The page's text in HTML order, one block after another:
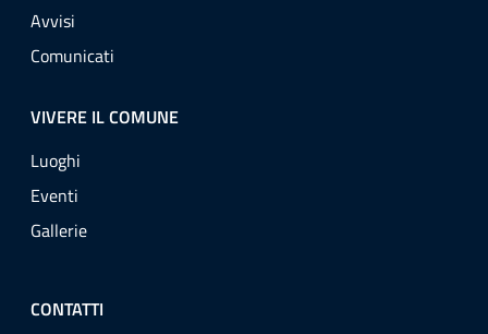
Avvisi
Comunicati
VIVERE IL COMUNE
Luoghi
Eventi
Gallerie
CONTATTI